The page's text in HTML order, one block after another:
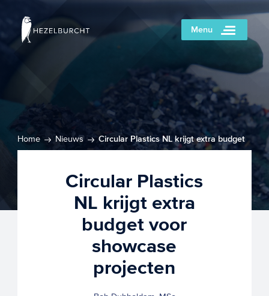
Menu
Home Nieuws
Circular Plastics NL krijgt extra budget
Circular Plastics
NL krijgt extra
budget voor
showcase
projecten